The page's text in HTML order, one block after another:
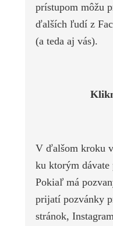
prístupom môžu
ďalších ľudí z
(a teda aj vás).
V ďalšom kroku
ku ktorým dávate
Pokiaľ má
prijatí pozvánky
stránok,